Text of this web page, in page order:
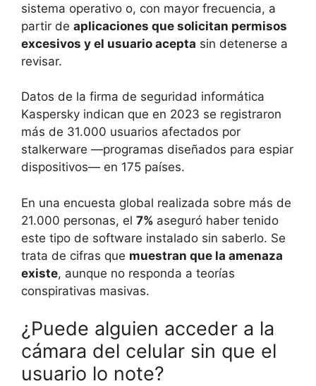
sistema operativo o, con mayor frecuencia, a
partir de aplicaciones que solicitan permisos
excesivos y el usuario acepta sin detenerse a
revisar.
Datos de la firma de seguridad informática
Kaspersky indican que en 2023 se registraron
más de 31.000 usuarios afectados por
stalkerware —programas diseñados para espiar
dispositivos— en 175 países.
En una encuesta global realizada sobre más de
21.000 personas, el 7% aseguró haber tenido
este tipo de software instalado sin saberlo. Se
trata de cifras que muestran que la amenaza
existe, aunque no responda a teorías
conspirativas masivas.
¿Puede alguien acceder a la
cámara del celular sin que el
usuario lo note?